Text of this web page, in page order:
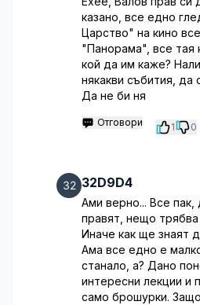
казано, все едно
Царство" на кино
"Панорама", все тая
кой да им каже?
някакви събития, да
Да не би ня
Отговори 1 0
32D9D4
Ами верно... Все пак,
правят, нещо
Иначе как ще знаят
Ама все едно е
станало, а? Дано
интересни лекции и
само брошурки.